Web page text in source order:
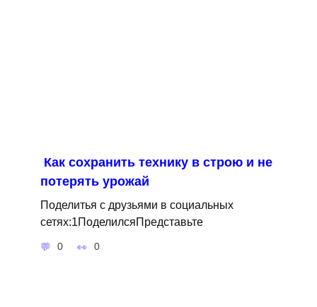
Как сохранить технику в строю и не
потерять урожай
Поделитья с друзьями в социальных
сетях:1ПоделилсяПредставьте
0 0